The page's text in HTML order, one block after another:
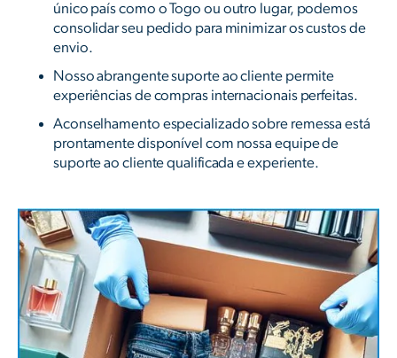
único país como o Togo ou outro lugar, podemos
consolidar seu pedido para minimizar os custos de
envio.
Nosso abrangente suporte ao cliente permite
experiências de compras internacionais perfeitas.
Aconselhamento especializado sobre remessa está
prontamente disponível com nossa equipe de
suporte ao cliente qualificada e experiente.